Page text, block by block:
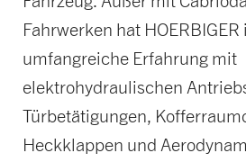
Fahrwerken hat
umfangreiche Erfahrung mit
elektrohydraulischen
Türbetätigungen,
Heckklappen und